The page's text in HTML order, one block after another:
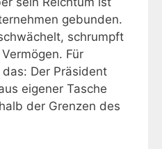
gebunden.
schrumpft
Für
Der Präsident
eigener Tasche
der Grenzen des